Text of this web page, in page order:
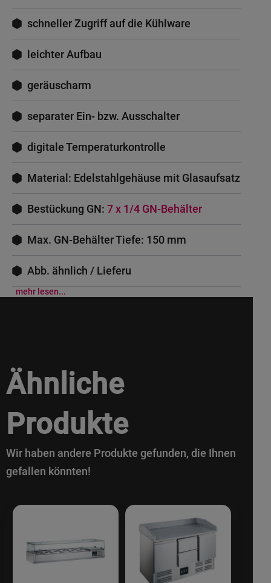
schneller Zugriff auf die Kühlware
leichter Aufbau
geräuscharm
separater Ein- bzw. Ausschalter
digitale Temperaturkontrolle
Material: Edelstahlgehäuse mit Glasaufsatz
Bestückung GN: 7 x 1/4 GN-Behälter
Max. GN-Behälter Tiefe: 150 mm
Abb. ähnlich / Lieferu
mehr lesen...
Ähnliche
Produkte
Wir haben andere Produkte gefunden, die Ihnen
gefallen könnten!